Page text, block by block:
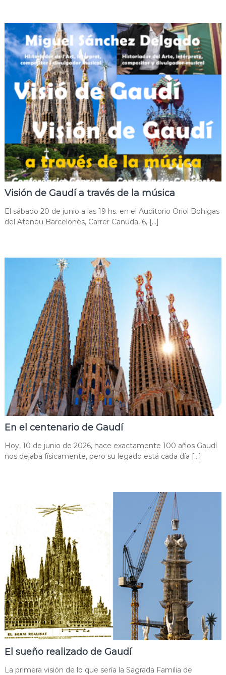
Visión de Gaudí a través de la música
El sábado 20 de junio a las 19 hs. en el Auditorio Oriol Bohigas
del Ateneu Barcelonès, Carrer Canuda, 6, […]
En el centenario de Gaudí
Hoy, 10 de junio de 2026, hace exactamente 100 años Gaudí
nos dejaba físicamente, pero su legado está cada día […]
El sueño realizado de Gaudí
La primera visión de lo que sería la Sagrada Familia de